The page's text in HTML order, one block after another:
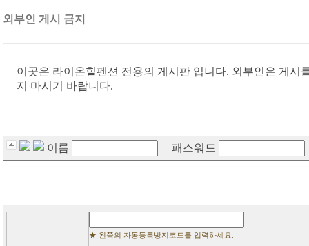
외부인 게시 금지
이곳은 라이온힐펜션 전용의 게시판 입니다. 외부인은 게
지 마시기 바랍니다.
이름 패스워드
★ 왼쪽의 자동등록방지코드를 입력하세요.